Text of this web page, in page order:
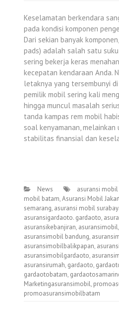
Keselamatan berkendara
pada kondisi komponen
Dari sekian banyak
pads) adalah salah satu
sering bekerja keras
kecepatan kendaraan Anda.
letaknya yang tersembunyi
pemilik mobil sering kali
hingga muncul masalah
tanda kampas rem mobil
soal kenyamanan, melainkan
stabilitas finansial dan
News asuransi
mobil batam,Asuransi Mobil
semarang, asuransi mobil
asuransigardaoto. gardaoto,
asuransikebanjiran, asuransimobil,
asuransimobil bandung,
asuransimobilbalikpapan,
asuransimobilgardaoto,
asuransirumah, gardaoto,
gardaotobatam,
Marketingasuransimobil,
promoasuransimobilbatam